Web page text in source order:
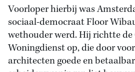
Voorloper hierbij was
sociaal-democraat Floor
wethouder werd. Hij richtte
Woningdienst op, die door
architecten goede en